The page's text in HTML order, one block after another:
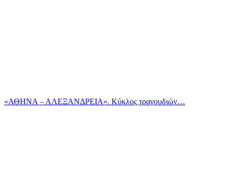
«ΑΘΗΝΑ – ΑΛΕΞΑΝΔΡΕΙΑ». Κύκλος τραγουδιών…